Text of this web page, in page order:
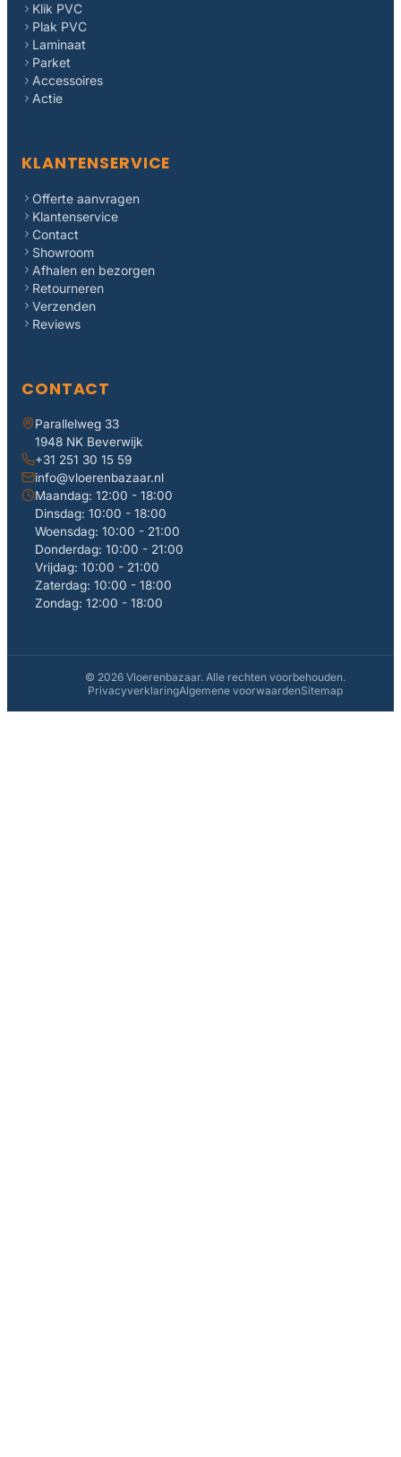
Klik PVC
Plak PVC
Laminaat
Parket
Accessoires
Actie
KLANTENSERVICE
Offerte aanvragen
Klantenservice
Contact
Showroom
Afhalen en bezorgen
Retourneren
Verzenden
Reviews
CONTACT
Parallelweg 33
1948 NK Beverwijk
+31 251 30 15 59
info@vloerenbazaar.nl
Maandag: 12:00 - 18:00
Dinsdag: 10:00 - 18:00
Woensdag: 10:00 - 21:00
Donderdag: 10:00 - 21:00
Vrijdag: 10:00 - 21:00
Zaterdag: 10:00 - 18:00
Zondag: 12:00 - 18:00
© 2026 Vloerenbazaar. Alle rechten voorbehouden.
PrivacyverklaringAlgemene voorwaardenSitemap